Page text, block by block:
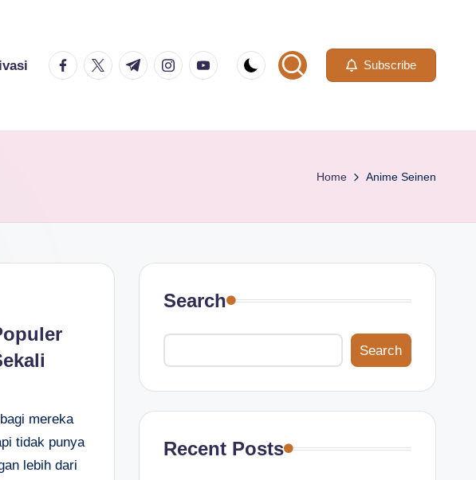
facebook.com
twitter.com
t.me instagram.com
youtube.com Subscribe
Home Anime Seinen
mereka
tidak punya
lebih dari
Search
Search
Recent Posts